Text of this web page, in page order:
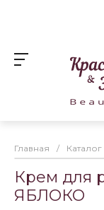
Главная / Каталог
Крем для
ЯБЛОКО